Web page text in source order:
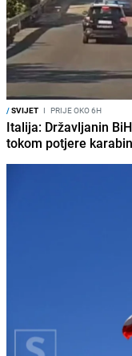
/SVIJET I PRIJE OKO 6H
Italija: Državljanin
tokom potjere